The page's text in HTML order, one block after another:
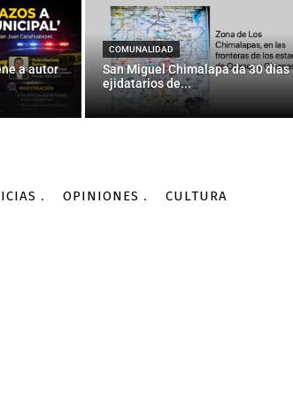
a autor
COMUNALIDAD
San Miguel Chimalapa da 30 días
ejidatarios de...
OPINIONES CULTURA
la FIFA — La
- 10/10/2015